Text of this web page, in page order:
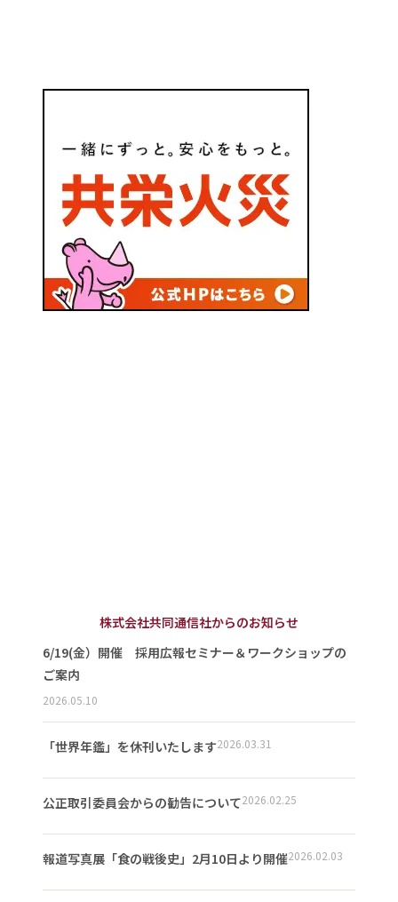
株式会社共同通信社からのお知らせ
6/19(金）開催 採用広報セミナー＆ワークショップの
ご案内
2026.05.10
「世界年鑑」を休刊いたします2026.03.31
公正取引委員会からの勧告について2026.02.25
報道写真展「食の戦後史」2月10日より開催2026.02.03